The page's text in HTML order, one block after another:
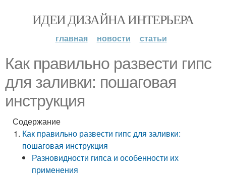
ИДЕИ ДИЗАЙНА ИНТЕРЬЕРА
главная новости статьи
Как правильно развести гипс
для заливки: пошаговая
инструкция
Содержание
Как правильно развести гипс для заливки:
пошаговая инструкция
Разновидности гипса и особенности их
применения